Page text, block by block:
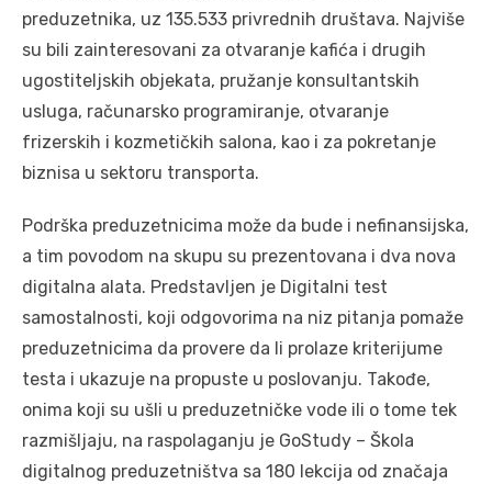
preduzetnika, uz 135.533 privrednih društava. Najviše
su bili zainteresovani za otvaranje kafića i drugih
ugostiteljskih objekata, pružanje konsultantskih
usluga, računarsko programiranje, otvaranje
frizerskih i kozmetičkih salona, kao i za pokretanje
biznisa u sektoru transporta.
Podrška preduzetnicima može da bude i nefinansijska,
a tim povodom na skupu su prezentovana i dva nova
digitalna alata. Predstavljen je Digitalni test
samostalnosti, koji odgovorima na niz pitanja pomaže
preduzetnicima da provere da li prolaze kriterijume
testa i ukazuje na propuste u poslovanju. Takođe,
onima koji su ušli u preduzetničke vode ili o tome tek
razmišljaju, na raspolaganju je GoStudy – Škola
digitalnog preduzetništva sa 180 lekcija od značaja